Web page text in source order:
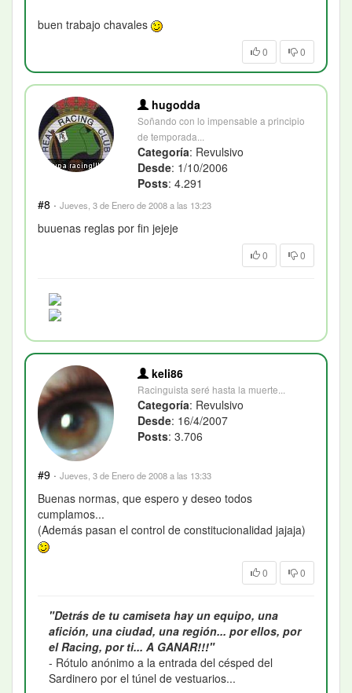
buen trabajo chavales
0 0
hugodda
Soñando con lo impensable a principio
de temporada...
Categoría: Revulsivo
Desde: 1/10/2006
Posts: 4.291
#8 · Jueves, 3 de Enero de 2008 a las 13:23
buuenas reglas por fin jejeje
0 0
keli86
Racinguista seré hasta la muerte...
Categoría: Revulsivo
Desde: 16/4/2007
Posts: 3.706
#9 · Jueves, 3 de Enero de 2008 a las 13:33
Buenas normas, que espero y deseo todos
cumplamos...
(Además pasan el control de constitucionalidad jajaja)
0 0
"Detrás de tu camiseta hay un equipo, una
afición, una ciudad, una región... por ellos, por
el Racing, por ti... A GANAR!!!"
- Rótulo anónimo a la entrada del césped del
Sardinero por el túnel de vestuarios...